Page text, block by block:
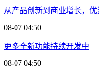
从产品创新到商业增长，
08-07 04:50
更多全新功能持续开发中
08-07 04:50